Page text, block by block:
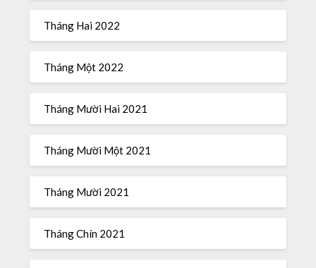
Tháng Hai 2022
Tháng Một 2022
Tháng Mười Hai 2021
Tháng Mười Một 2021
Tháng Mười 2021
Tháng Chín 2021